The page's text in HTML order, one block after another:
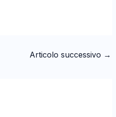
Articolo successivo →